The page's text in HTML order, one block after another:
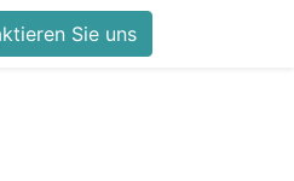
Sie uns